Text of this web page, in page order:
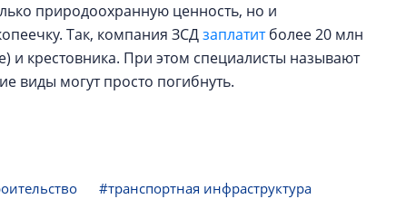
природоохранную ценность, но и
Так, компания ЗСДзаплатитболее 20 млн
и крестовника. При этом специалисты называют
виды могут просто погибнуть.
#транспортная инфраструктура